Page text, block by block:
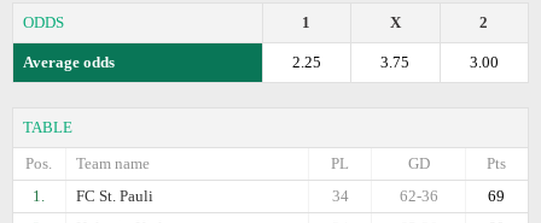
ODDS 2
X
1
Average odds 3.00
3.75
2.25
TABLE
Pos.
Team name Pts
GD
PL
1.
FC St. Pauli 69
62-36
34